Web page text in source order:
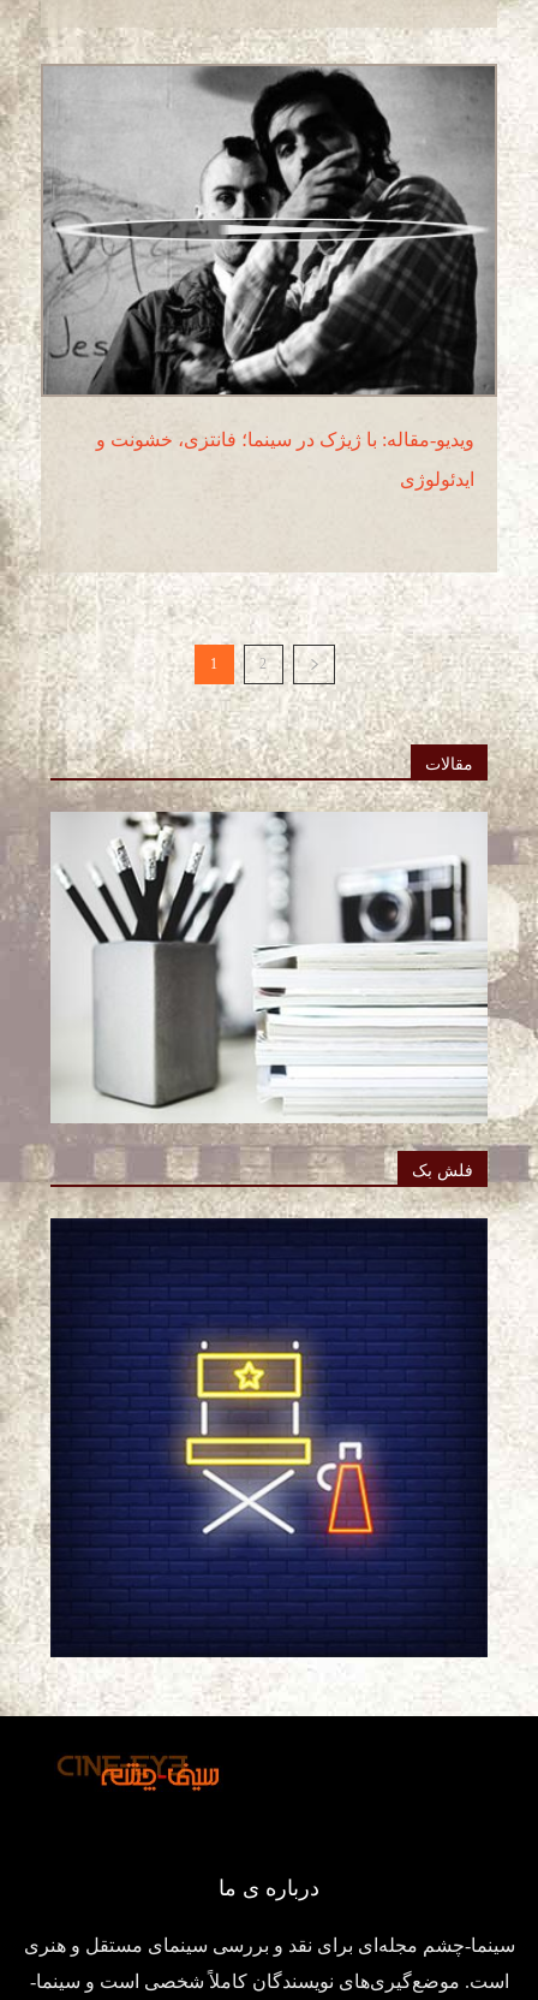
ویدیو-مقاله: با ژیژک در سینما؛ فانتزی، خشونت و
ایدئولوژی
1 2
مقالات
فلش بک
درباره ی ما
سینما-چشم مجله‌ای برای نقد و بررسی سینمای مستقل و هنری
است. موضع‌گیری‌های نویسندگان کاملاً شخصی است و سینما-